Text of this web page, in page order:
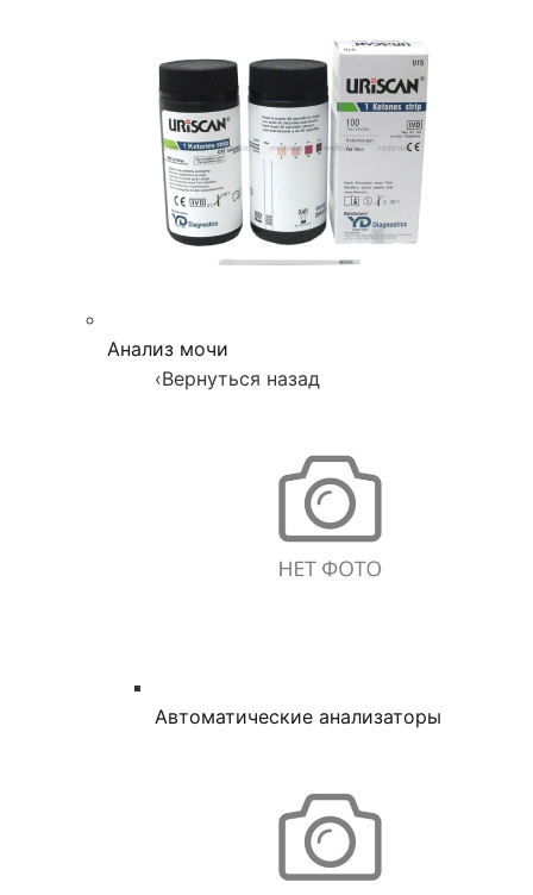
Анализ мочи
‹Вернуться назад
Автоматические анализаторы